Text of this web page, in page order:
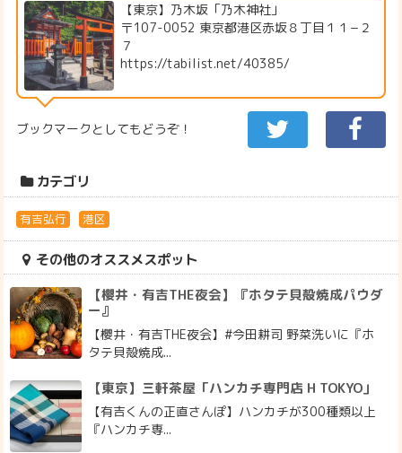
【東京】乃木坂「乃木神社」
〒107-0052 東京都港区赤坂８丁目１１−２
７
https://tabilist.net/40385/
ブックマークとしてもどうぞ！
カテゴリ
有吉弘行 港区
その他のオススメスポット
【櫻井・有吉THE夜会】『ホタテ貝殻焼成パウダ
ー』
【櫻井・有吉THE夜会】#今田耕司 野菜洗いに『ホ
タテ貝殻焼成...
【東京】三軒茶屋「ハンカチ専門店 H TOKYO」
【有吉くんの正直さんぽ】ハンカチが300種類以上
『ハンカチ専...